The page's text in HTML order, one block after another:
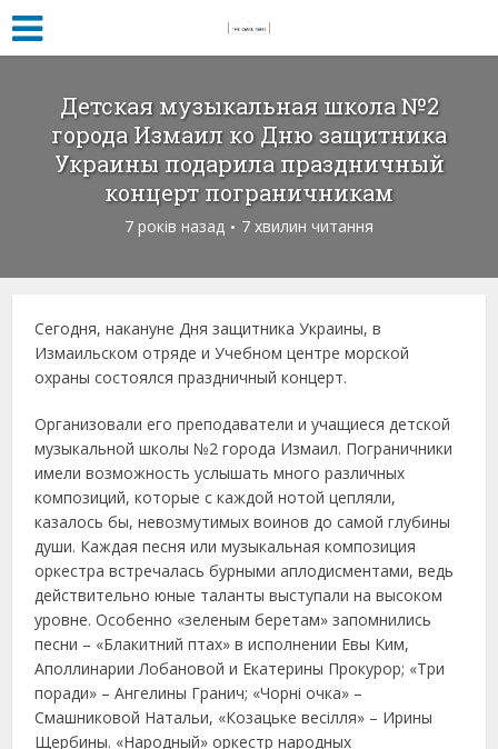
Детская музыкальная школа №2
города Измаил ко Дню защитника
Украины подарила праздничный
концерт пограничникам
7 років назад 7 хвилин читання
Сегодня, накануне Дня защитника Украины, в
Измаильском отряде и Учебном центре морской
охраны состоялся праздничный концерт.
Организовали его преподаватели и учащиеся детской
музыкальной школы №2 города Измаил. Пограничники
имели возможность услышать много различных
композиций, которые с каждой нотой цепляли,
казалось бы, невозмутимых воинов до самой глубины
души. Каждая песня или музыкальная композиция
оркестра встречалась бурными аплодисментами, ведь
действительно юные таланты выступали на высоком
уровне. Особенно «зеленым беретам» запомнились
песни – «Блакитний птах» в исполнении Евы Ким,
Аполлинарии Лобановой и Екатерины Прокурор; «Три
поради» – Ангелины Гранич; «Чорні очка» –
Смашниковой Натальи, «Козацьке весілля» – Ирины
Щербины. «Народный» оркестр народных